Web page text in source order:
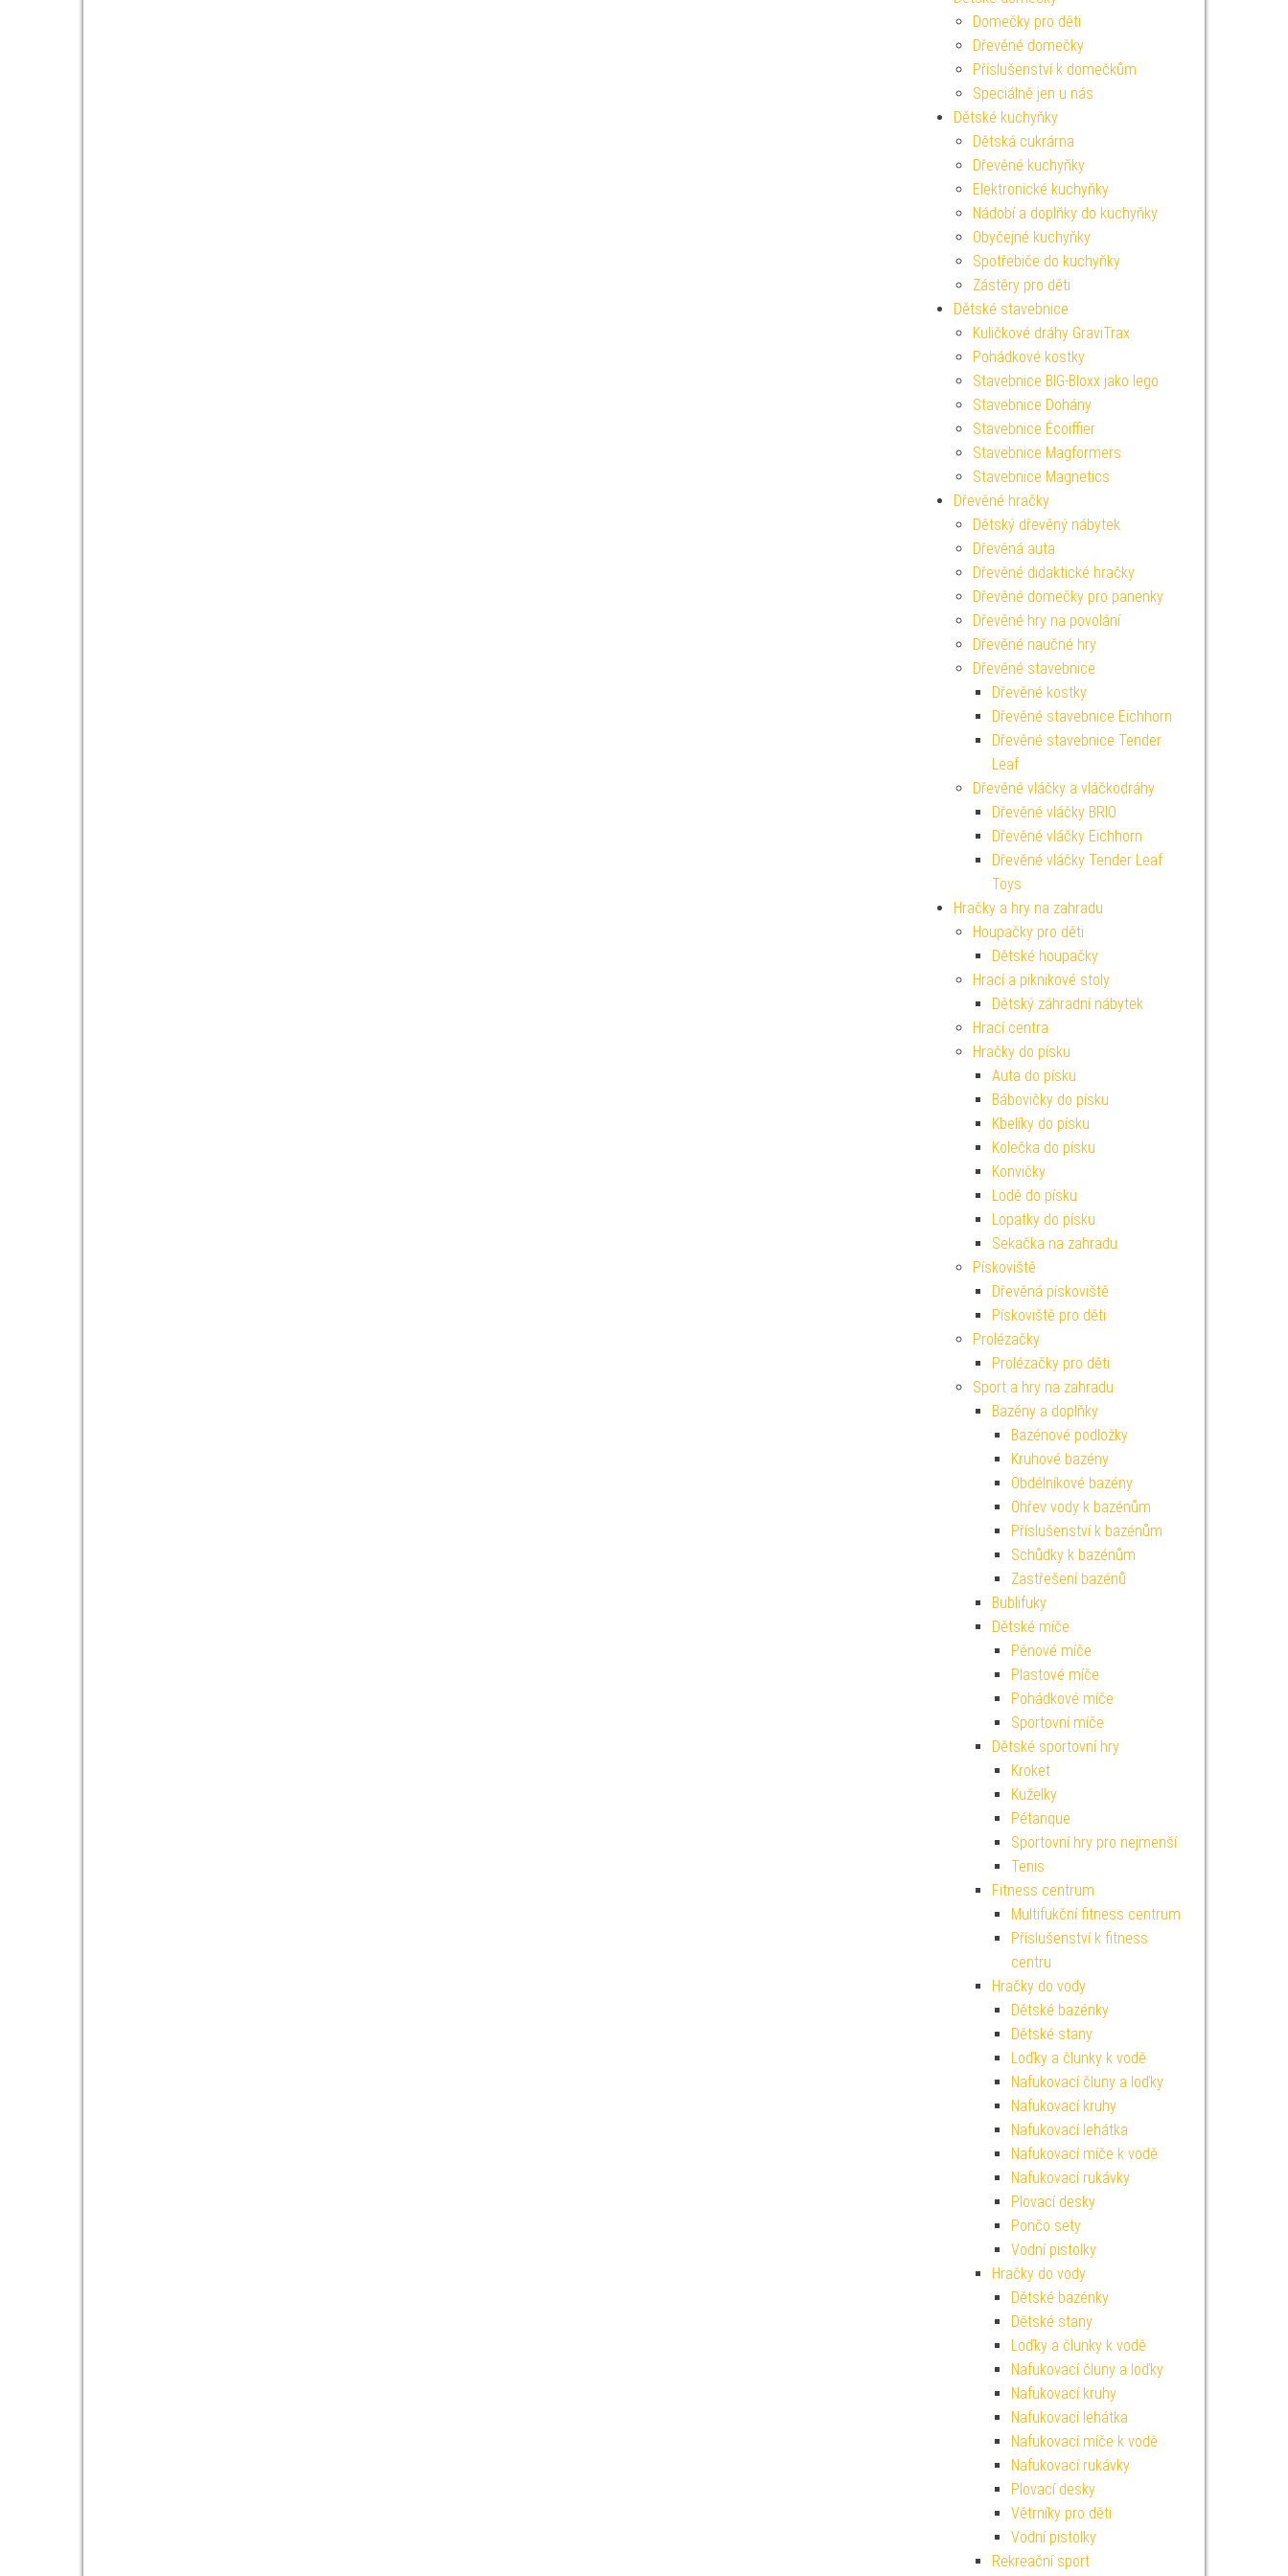
Domečky pro děti
Dřevěné domečky
Příslušenství k domečkům
Speciálně jen u nás
Dětské kuchyňky
Dětská cukrárna
Dřevěné kuchyňky
Elektronické kuchyňky
Nádobí a doplňky do kuchyňky
Obyčejné kuchyňky
Spotřebiče do kuchyňky
Zástěry pro děti
Dětské stavebnice
Kuličkové dráhy GraviTrax
Pohádkové kostky
Stavebnice BIG-Bloxx jako lego
Stavebnice Dohány
Stavebnice Écoiffier
Stavebnice Magformers
Stavebnice Magnetics
Dřevěné hračky
Dětský dřevěný nábytek
Dřevěná auta
Dřevěné didaktické hračky
Dřevěné domečky pro panenky
Dřevěné hry na povolání
Dřevěné naučné hry
Dřevěné stavebnice
Dřevěné kostky
Dřevěné stavebnice Eichhorn
Dřevěné stavebnice Tender
Leaf
Dřevěné vláčky a vláčkodráhy
Dřevěné vláčky BRIO
Dřevěné vláčky Eichhorn
Dřevěné vláčky Tender Leaf
Toys
Hračky a hry na zahradu
Houpačky pro děti
Dětské houpačky
Hrací a piknikové stoly
Dětský záhradní nábytek
Hrací centra
Hračky do písku
Auta do písku
Bábovičky do písku
Kbelíky do písku
Kolečka do písku
Konvičky
Lodě do písku
Lopatky do písku
Sekačka na zahradu
Pískoviště
Dřevěná pískoviště
Pískoviště pro děti
Prolézačky
Prolézačky pro děti
Sport a hry na zahradu
Bazény a doplňky
Bazénové podložky
Kruhové bazény
Obdélníkové bazény
Ohřev vody k bazénům
Příslušenství k bazénům
Schůdky k bazénům
Zastřešení bazénů
Bublifuky
Dětské míče
Pěnové míče
Plastové míče
Pohádkové míče
Sportovní míče
Dětské sportovní hry
Kroket
Kuželky
Pétanque
Sportovní hry pro nejmenší
Tenis
Fitness centrum
Multifukční fitness centrum
Příslušenství k fitness
centru
Hračky do vody
Dětské bazénky
Dětské stany
Loďky a člunky k vodě
Nafukovací čluny a loďky
Nafukovací kruhy
Nafukovací lehátka
Nafukovací míče k vodě
Nafukovací rukávky
Plovací desky
Pončo sety
Vodní pistolky
Hračky do vody
Dětské bazénky
Dětské stany
Loďky a člunky k vodě
Nafukovací čluny a loďky
Nafukovací kruhy
Nafukovací lehátka
Nafukovací míče k vodě
Nafukovací rukávky
Plovací desky
Větrníky pro děti
Vodní pistolky
Rekreační sport